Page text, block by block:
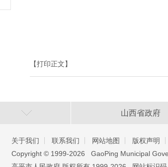
【打印正文】
山西省政府
关于我们 联系我们 网站地图 版权声明
Copyright ©️ 1999-2026 GaoPing Municipal